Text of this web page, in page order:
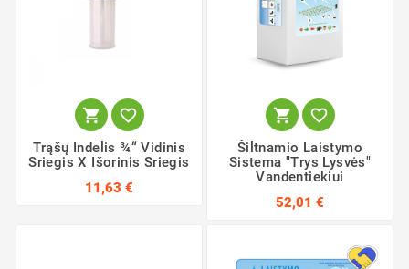
 
Trąšų Indelis ¾“ Vidinis
Sriegis X Išorinis Sriegis
11,63 €
 
Šiltnamio Laistymo
Sistema "Trys Lysvės"
Vandentiekiui
52,01 €